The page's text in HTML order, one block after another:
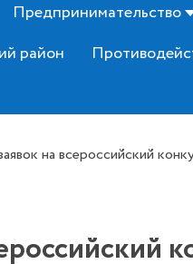
Предпринимательство
район
на всероссийский